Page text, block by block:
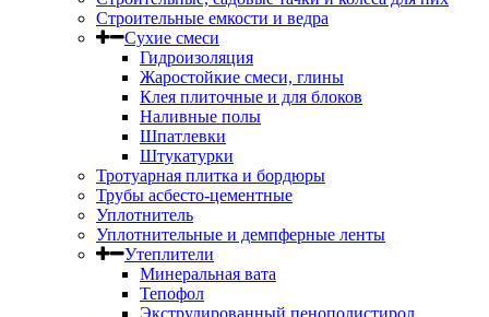
Строительные емкости и ведра
Сухие смеси
Гидроизоляция
Жаростойкие смеси, глины
Клея плиточные и для блоков
Наливные полы
Шпатлевки
Штукатурки
Тротуарная плитка и бордюры
Трубы асбесто-цементные
Уплотнитель
Уплотнительные и демпферные ленты
Утеплители
Минеральная вата
Тепофол
Экструдированный пенополистирол